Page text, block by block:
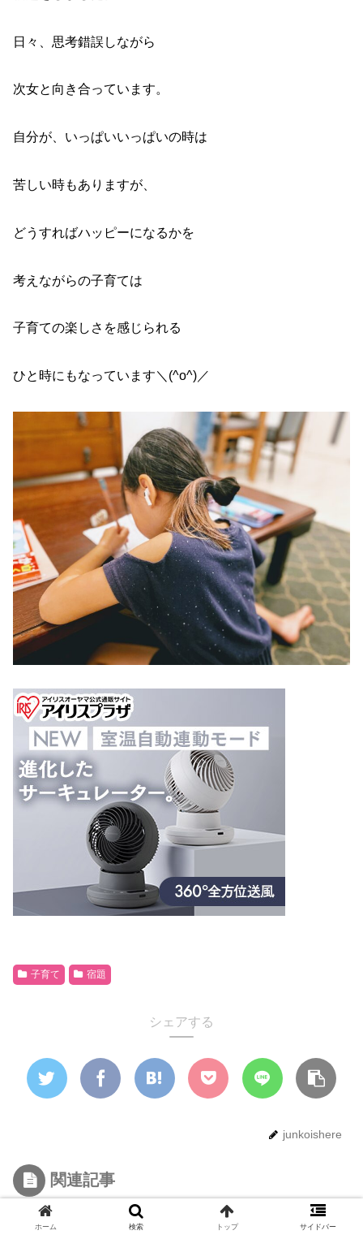
日々、思考錯誤しながら
次女と向き合っています。
自分が、いっぱいいっぱいの時は
苦しい時もありますが、
どうすればハッピーになるかを
考えながらの子育ては
子育ての楽しさを感じられる
ひと時にもなっています＼(^o^)／
子育て 宿題
シェアする
junkoishere
関連記事
低気圧が苦手な次女は低血圧だった。
ホーム 検索 トップ サイドバー